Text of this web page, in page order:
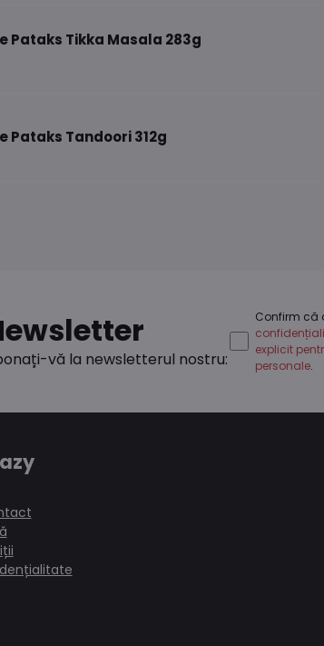
Pataks Tikka Masala 283g
Pataks Tandoori 312g
vă la newsletterul nostru:
Confirm că
explicit
personale.